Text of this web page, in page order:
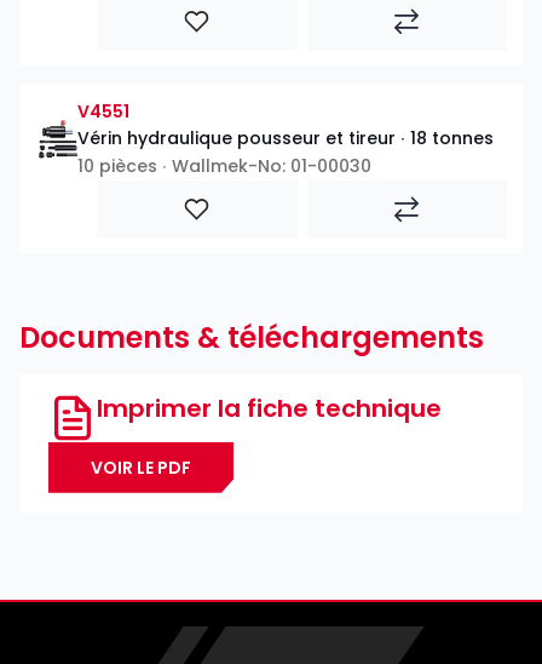
V4551
Vérin hydraulique pousseur et tireur ∙ 18 tonnes
10 pièces ∙ Wallmek-No: 01-00030
Documents & téléchargements
Imprimer la fiche technique
VOIR LE PDF